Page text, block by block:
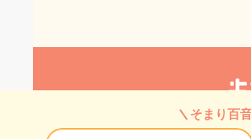
そまり百